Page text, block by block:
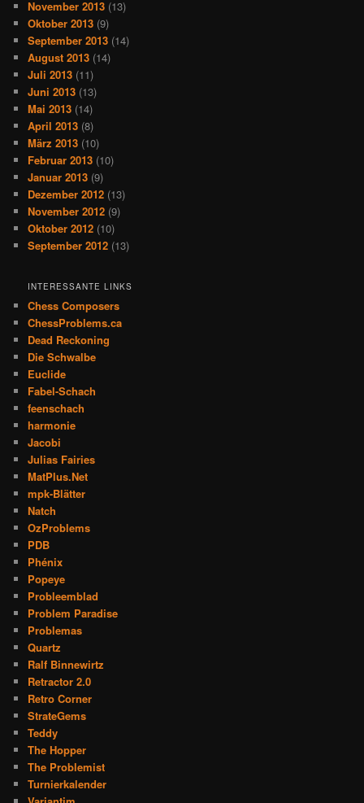
November 2013 (13)
Oktober 2013 (9)
September 2013 (14)
August 2013 (14)
Juli 2013 (11)
Juni 2013 (13)
Mai 2013 (14)
April 2013 (8)
März 2013 (10)
Februar 2013 (10)
Januar 2013 (9)
Dezember 2012 (13)
November 2012 (9)
Oktober 2012 (10)
September 2012 (13)
INTERESSANTE LINKS
Chess Composers
ChessProblems.ca
Dead Reckoning
Die Schwalbe
Euclide
Fabel-Schach
feenschach
harmonie
Jacobi
Julias Fairies
MatPlus.Net
mpk-Blätter
Natch
OzProblems
PDB
Phénix
Popeye
Probleemblad
Problem Paradise
Problemas
Quartz
Ralf Binnewirtz
Retractor 2.0
Retro Corner
StrateGems
Teddy
The Hopper
The Problemist
Turnierkalender